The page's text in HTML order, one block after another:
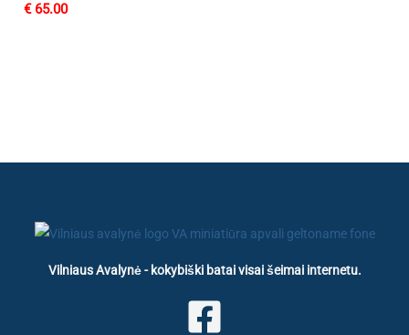
€65.00
Vilniaus Avalynė - kokybiški batai visai šeimai internetu.